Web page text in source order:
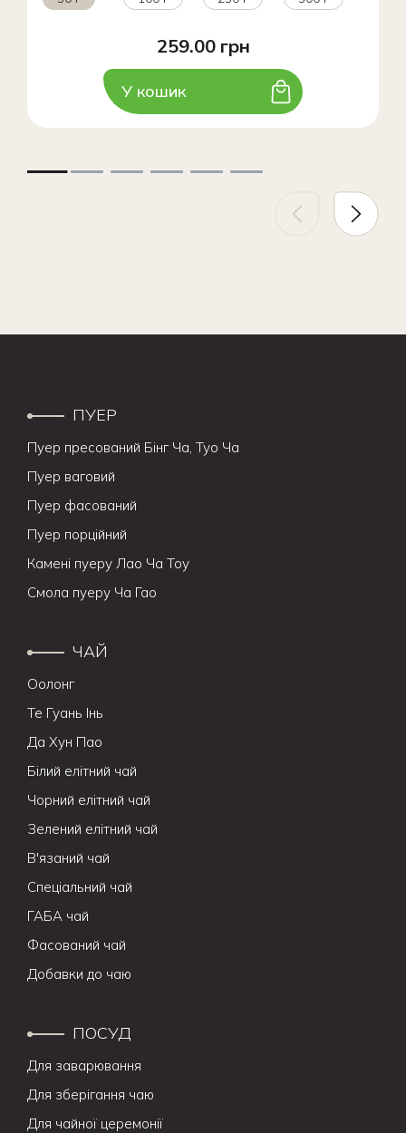
259.00 грн
У кошик
ПУЕР
Пуер пресований Бінг Ча, Туо Ча
Пуер ваговий
Пуер фасований
Пуер порційний
Камені пуеру Лао Ча Тоу
Смола пуеру Ча Гао
ЧАЙ
Оолонг
Те Гуань Інь
Да Хун Пао
Білий елітний чай
Чорний елітний чай
Зелений елітний чай
В'язаний чай
Спеціальний чай
ГАБА чай
Фасований чай
Добавки до чаю
ПОСУД
Для заварювання
Для зберігання чаю
Для чайної церемонії